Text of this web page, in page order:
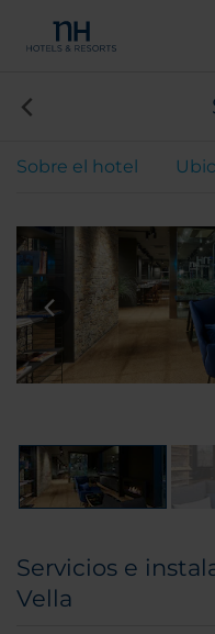
Sobre el hotel
Servicios e
Vella